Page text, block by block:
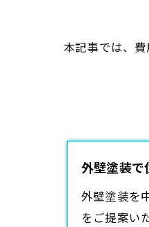
本記事では、
外壁塗装で
外壁塗装を
をご提案い